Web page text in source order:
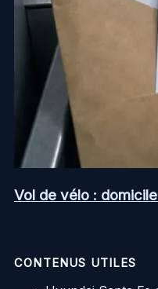
Vol de vélo :
CONTENUS UTILES